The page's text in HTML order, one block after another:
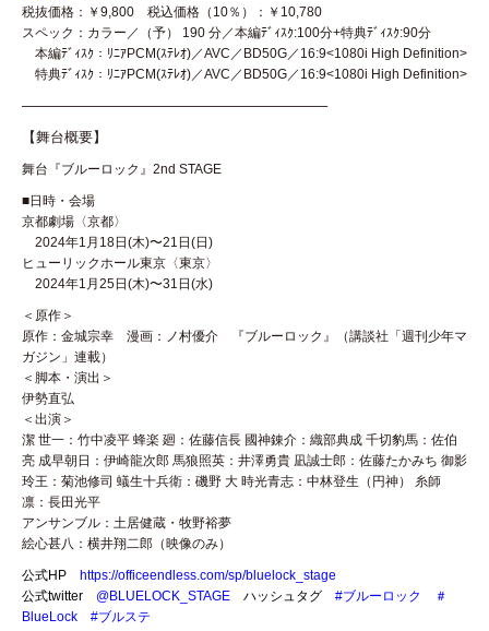
税抜価格：￥9,800 税込価格（10％）：￥10,780
スペック：カラー／（予） 190 分／本編ﾃﾞｨｽｸ:100分+特典ﾃﾞｨｽｸ:90分
本編ﾃﾞｨｽｸ：ﾘﾆｱPCM(ｽﾃﾚｵ)／AVC／BD50G／16:9<1080i High Definition>
特典ﾃﾞｨｽｸ：ﾘﾆｱPCM(ｽﾃﾚｵ)／AVC／BD50G／16:9<1080i High Definition>
—————————————————————–
【舞台概要】
舞台『ブルーロック』2nd STAGE
■日時・会場
京都劇場〈京都〉
2024年1月18日(木)〜21日(日)
ヒューリックホール東京〈東京〉
2024年1月25日(木)〜31日(水)
＜原作＞
原作：金城宗幸 漫画：ノ村優介 『ブルーロック』（講談社「週刊少年マ
ガジン」連載）
＜脚本・演出＞
伊勢直弘
＜出演＞
潔 世一：竹中凌平 蜂楽 廻：佐藤信長 國神錬介：織部典成 千切豹馬：佐伯
亮 成早朝日：伊崎龍次郎 馬狼照英：井澤勇貴 凪誠士郎：佐藤たかみち 御影
玲王：菊池修司 蟻生十兵衛：磯野 大 時光青志：中林登生（円神） 糸師
凛：長田光平
アンサンブル：土居健蔵・牧野裕夢
絵心甚八：横井翔二郎（映像のみ）
公式HP
https://officeendless.com/sp/bluelock_stage
公式twitter @BLUELOCK_STAGE ハッシュタグ #ブルーロック
＃
BlueLock
#ブルステ